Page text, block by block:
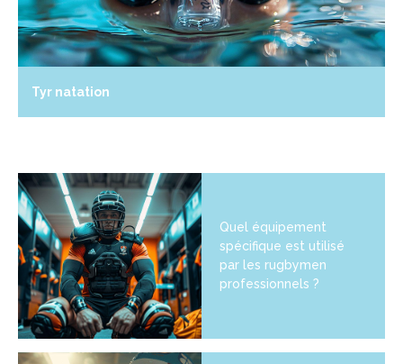
Tyr natation
Quel équipement
spécifique est utilisé
par les rugbymen
professionnels ?